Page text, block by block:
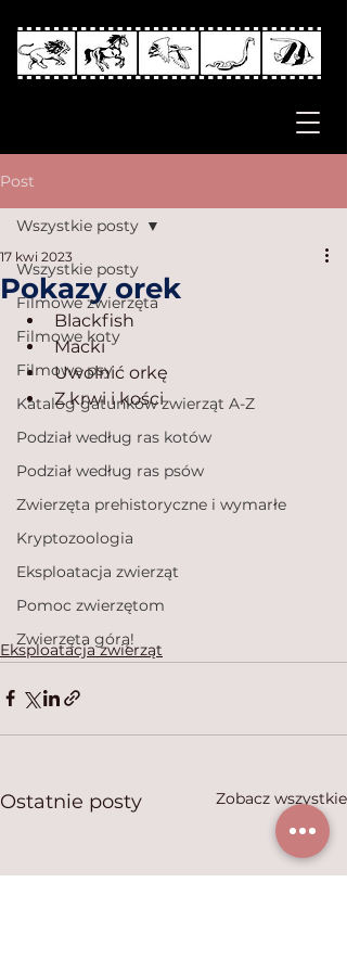
Post
Wszystkie posty
Filmowe zwierzęta
Filmowe koty
Filmowe psy
Katalog gatunków zwierząt A-Z
Podział według ras kotów
Podział według ras psów
Zwierzęta prehistoryczne i wymarłe
Kryptozoologia
Eksploatacja zwierząt
Pomoc zwierzętom
Zwierzęta górą!
Wszystkie posty
Pokazy orek
17 kwi 2023
Blackfish
Macki
Uwolnić orkę
Z krwi i kości
Eksploatacja zwierząt
Ostatnie posty Zobacz wszystkie